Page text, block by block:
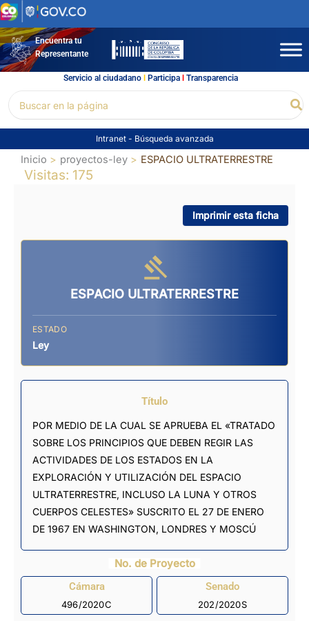
Ir
al
contenidoEncuentra tu
Representante
Servicio al ciudadano l Participal Transparencia
por:
Intranet - Búsqueda avanzada
Inicio proyectos-ley ESPACIO ULTRATERRESTRE
Visitas: 175
Imprimir esta ficha
ESPACIO ULTRATERRESTRE
ESTADO
Ley
Título
POR MEDIO DE LA CUAL SE APRUEBA EL «TRATADO
SOBRE LOS PRINCIPIOS QUE DEBEN REGIR LAS
ACTIVIDADES DE LOS ESTADOS EN LA
EXPLORACIÓN Y UTILIZACIÓN DEL ESPACIO
ULTRATERRESTRE, INCLUSO LA LUNA Y OTROS
CUERPOS CELESTES» SUSCRITO EL 27 DE ENERO
DE 1967 EN WASHINGTON, LONDRES Y MOSCÚ
No. de Proyecto
Cámara
496/2020C
Senado
202/2020S